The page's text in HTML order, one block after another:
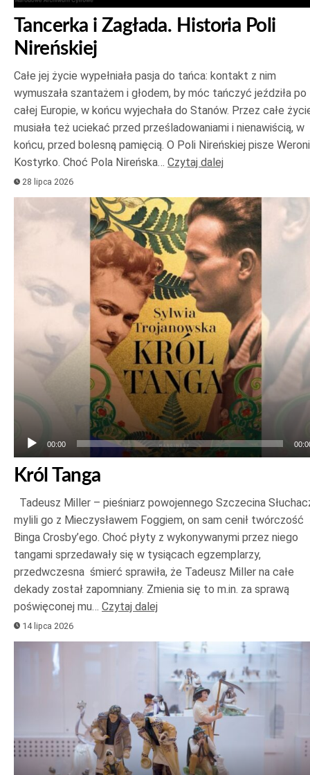
Tancerka i Zagłada. Historia Poli
Nireńskiej
Całe jej życie wypełniała pasja do tańca: kontakt z nim
wymuszała szantażem i głodem, by móc tańczyć jeździła po
całej Europie, w końcu wyjechała do Stanów. Przez całe
musiała też uciekać przed prześladowaniami i nienawiścią, w
końcu, przed bolesną pamięcią. O Poli Nireńskiej pisze
Kostyrko. Choć Pola Nireńska… Czytaj dalej
28 lipca 2026
plików
dźwiękowych
00:00
Król Tanga
Tadeusz Miller – pieśniarz powojennego Szczecina
mylili go z Mieczysławem Foggiem, on sam cenił twórczość
Binga Crosby’ego. Choć płyty z wykonywanymi przez niego
tangami sprzedawały się w tysiącach egzemplarzy,
przedwczesna śmierć sprawiła, że Tadeusz Miller na całe
dekady został zapomniany. Zmienia się to m.in. za sprawą
poświęconej mu… Czytaj dalej
14 lipca 2026
Odtwarzacz